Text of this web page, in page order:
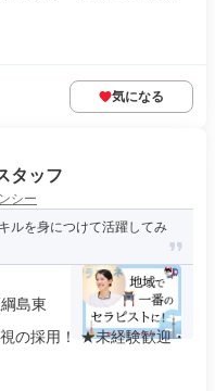
気になる
タッフ
シー
ルを身につけて活躍してみ
島東
の採用！ ★未経験歓迎・